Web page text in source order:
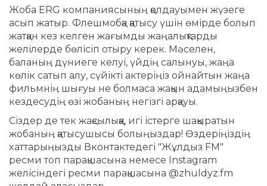
Жоба ERG компаниясының қолдауымен жүзеге
асып жатыр. Флешмобқа қатысу үшін өмірде болып
жатқан кез келген жағымды жаңалықтарды
желілерде бөлісіп отыру керек. Мәселен,
баланың дүниеге келуі, үйдің салынуы, жаңа
көлік сатып алу, сүйікті актеріңіз ойнайтын жаңа
фильмнің шығуы не болмаса жақын адамыңызбен
кездесудің өзі жобаның негізгі арқауы.
Сіздер де тек жақсылыққа, игі істерге шақыратын
жобаның қатысушысы болыңыздар! Өздеріңіздің
xаттарыңызды Вконтактедегі "Жұлдыз FM"
ресми топ парақшасына немесе Instagram
желісіндегі ресми парақшасына @zhuldyz.fm